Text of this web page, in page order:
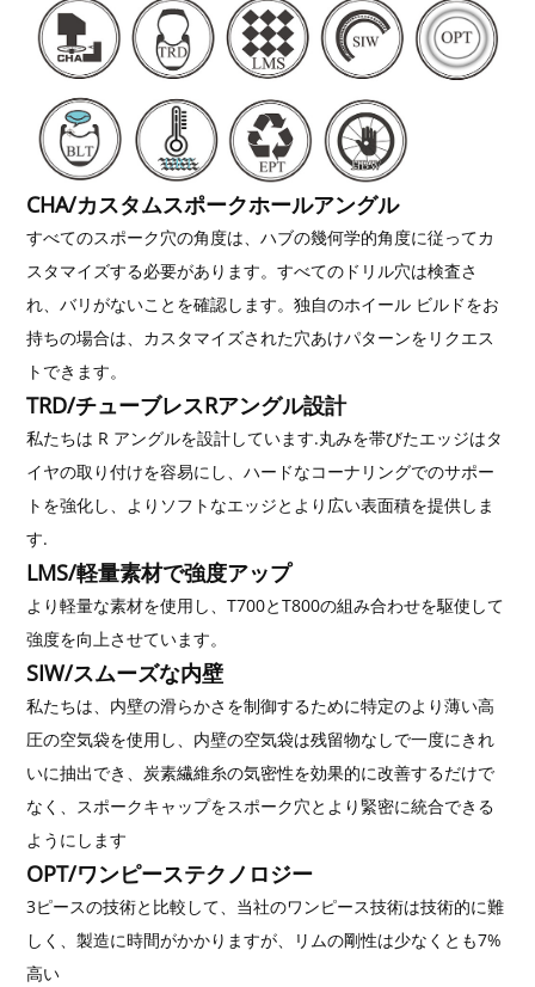
CHA/カスタムスポークホールアングル
すべてのスポーク穴の角度は、ハブの幾何学的角度に従ってカ
スタマイズする必要があります。すべてのドリル穴は検査さ
れ、バリがないことを確認します。独自のホイール ビルドをお
持ちの場合は、カスタマイズされた穴あけパターンをリクエス
トできます。
TRD/チューブレスRアングル設計
私たちは R アングルを設計しています.丸みを帯びたエッジはタ
イヤの取り付けを容易にし、ハードなコーナリングでのサポー
トを強化し、よりソフトなエッジとより広い表面積を提供しま
す.
LMS/軽量素材で強度アップ
より軽量な素材を使用し、T700とT800の組み合わせを駆使して
強度を向上させています。
SIW/スムーズな内壁
私たちは、内壁の滑らかさを制御するために特定のより薄い高
圧の空気袋を使用し、内壁の空気袋は残留物なしで一度にきれ
いに抽出でき、炭素繊維糸の気密性を効果的に改善するだけで
なく、スポークキャップをスポーク穴とより緊密に統合できる
ようにします
OPT/ワンピーステクノロジー
3ピースの技術と比較して、当社のワンピース技術は技術的に難
しく、製造に時間がかかりますが、リムの剛性は少なくとも7%
高い